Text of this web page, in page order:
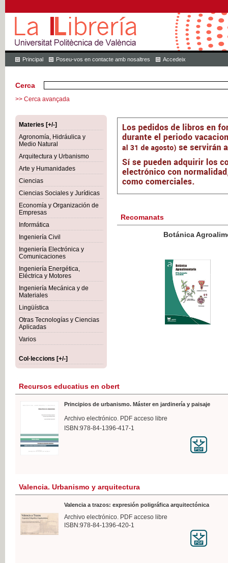
Principal Poseu-vos en contacte amb nosaltres Accedeix
Cerca
>> Cerca avançada
Materies [+/-]
Agronomía, Hidráulica y
Medio Natural
Arquitectura y Urbanismo
Arte y Humanidades
Ciencias
Ciencias Sociales y Jurídicas
Economía y Organización de
Empresas
Informática
Ingeniería Civil
Ingeniería Electrónica y
Comunicaciones
Ingeniería Energética,
Eléctrica y Motores
Ingeniería Mecánica y de
Materiales
Lingüística
Otras Tecnologías y Ciencias
Aplicadas
Varios
Col·leccions [+/-]
Recomanats
Botánica Agroalimentaria
Recursos educatius en obert
Principios de urbanismo. Máster en jardinería y paisaje
Archivo electrónico. PDF acceso libre
ISBN:978-84-1396-417-1
Valencia. Urbanismo y arquitectura
Valencia a trazos: expresión poligráfica arquitectónica
Archivo electrónico. PDF acceso libre
ISBN:978-84-1396-420-1